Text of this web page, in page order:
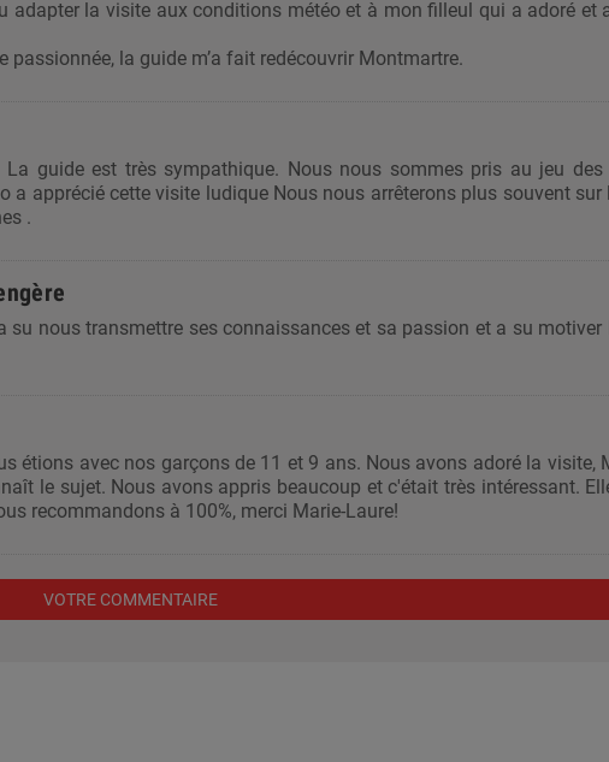
adapter la visite aux conditions météo et à mon filleul qui a adoré et
passionnée, la guide m’a fait redécouvrir Montmartre.
La guide est très sympathique. Nous nous sommes pris au jeu des
a apprécié cette visite ludique Nous nous arrêterons plus souvent sur
.
su nous transmettre ses connaissances et sa passion et a su
étions avec nos garçons de 11 et 9 ans. Nous avons adoré la visite,
le sujet. Nous avons appris beaucoup et c'était très intéressant.
recommandons à 100%, merci Marie-Laure!
VOTRE COMMENTAIRE